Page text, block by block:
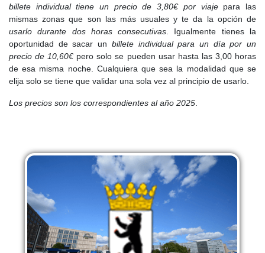
billete individual tiene un precio de 3,80€ por viajepara las
mismas zonas que son las más usuales y te da la opción de
usarlo durante dos horas consecutivas. Igualmente tienes la
oportunidad de sacar un billete individual para un día por un
precio de 10,60€pero solo se pueden usar hasta las 3,00 horas
de esa misma noche. Cualquiera que sea la modalidad que se
elija solo se tiene que validar una sola vez al principio de usarlo.
Los precios son los correspondientes al año 2025.